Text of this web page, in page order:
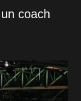
coach